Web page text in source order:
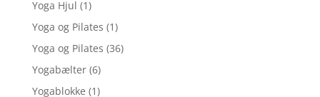
Yoga Hjul (1)
Yoga og Pilates (1)
Yoga og Pilates (36)
Yogabælter (6)
Yogablokke (1)